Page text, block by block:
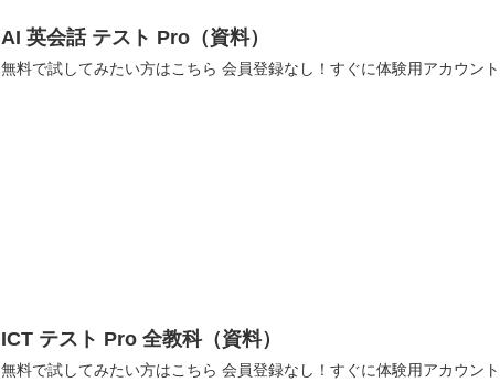
AI 英会話 テスト Pro（資料）
無料で試してみたい方はこちら 会員登録なし！すぐに体験用アカウン
ICT テスト Pro 全教科（資料）
無料で試してみたい方はこちら 会員登録なし！すぐに体験用アカウン